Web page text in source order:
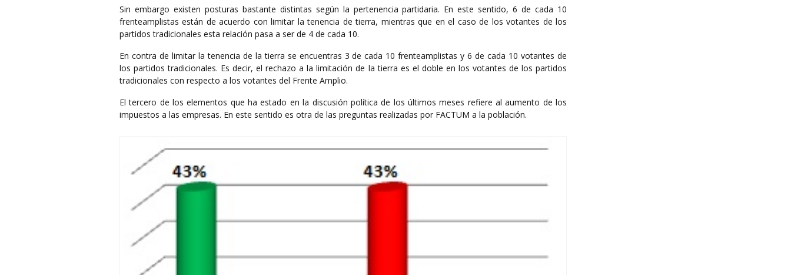
Sin embargo existen posturas bastante distintas según la pertenencia partidaria. En este sentido, 6 de cada 10
frenteamplistas están de acuerdo con limitar la tenencia de tierra, mientras que en el caso de los votantes de los
partidos tradicionales esta relación pasa a ser de 4 de cada 10.
En contra de limitar la tenencia de la tierra se encuentras 3 de cada 10 frenteamplistas y 6 de cada 10 votantes de
los partidos tradicionales. Es decir, el rechazo a la limitación de la tierra es el doble en los votantes de los partidos
tradicionales con respecto a los votantes del Frente Amplio.
El tercero de los elementos que ha estado en la discusión política de los últimos meses refiere al aumento de los
impuestos a las empresas. En este sentido es otra de las preguntas realizadas por FACTUM a la población.